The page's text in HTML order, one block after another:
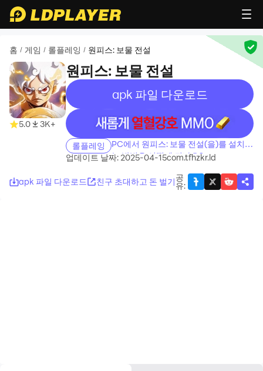
홈 / 게임 / 롤플레잉 / 원피스: 보물 전설
5.0 3K+
원피스: 보물 전설
recommend
apk 파일 다운로드
recommend
롤플레잉
PC에서 원피스: 보물 전설(을)를 설치하
는 방법은 어떻게 되나요?
업데이트 날짜: 2025-04-15com.tfhzkr.ld
apk 파일 다운로드 친구 초대하고 돈 벌기공
유: